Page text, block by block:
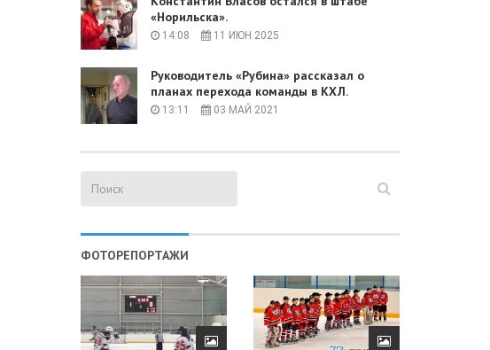
«Норильска».
14:08 11 ИЮН 2025
Руководитель «Рубина» рассказал о
планах перехода команды в КХЛ.
13:11 03 МАЙ 2021
ФОТОРЕПОРТАЖИ